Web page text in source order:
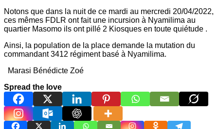
Notons que dans la nuit de ce mardi au mercredi 20/04/2022,
ces mêmes FDLR ont fait une incursion à Nyamilima au
quartier Masomo ils ont pillé 2 Kiosques en toute quiétude .
Ainsi, la population de la place demande la mutation du
commandant 3412 régiment basé à Nyamilima.
Marasi Bénédicte Zoé
Spread the love